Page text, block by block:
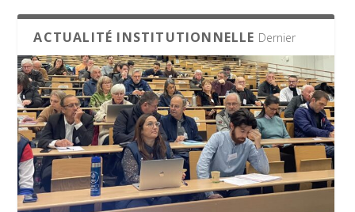
ACTUALITÉ INSTITUTIONNELLE Dernier